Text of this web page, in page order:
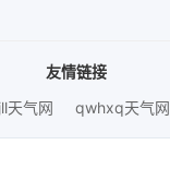
友情链接
天气网 qwhxq天气网